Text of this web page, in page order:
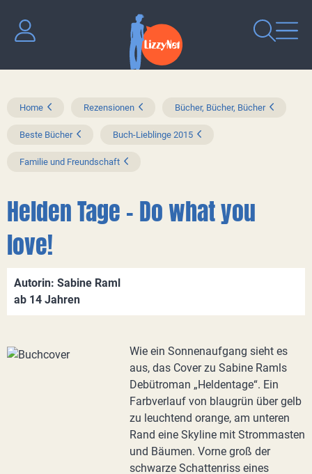
Home Rezensionen Bücher, Bücher, Bücher
Beste Bücher Buch-Lieblinge 2015
Familie und Freundschaft
Helden Tage - Do what you
love!
Autorin: Sabine Raml
ab 14 Jahren
Wie ein Sonnenaufgang sieht es
aus, das Cover zu Sabine Ramls
Debütroman „Heldentage“. Ein
Farbverlauf von blaugrün über gelb
zu leuchtend orange, am unteren
Rand eine Skyline mit Strommasten
und Bäumen. Vorne groß der
schwarze Schattenriss eines